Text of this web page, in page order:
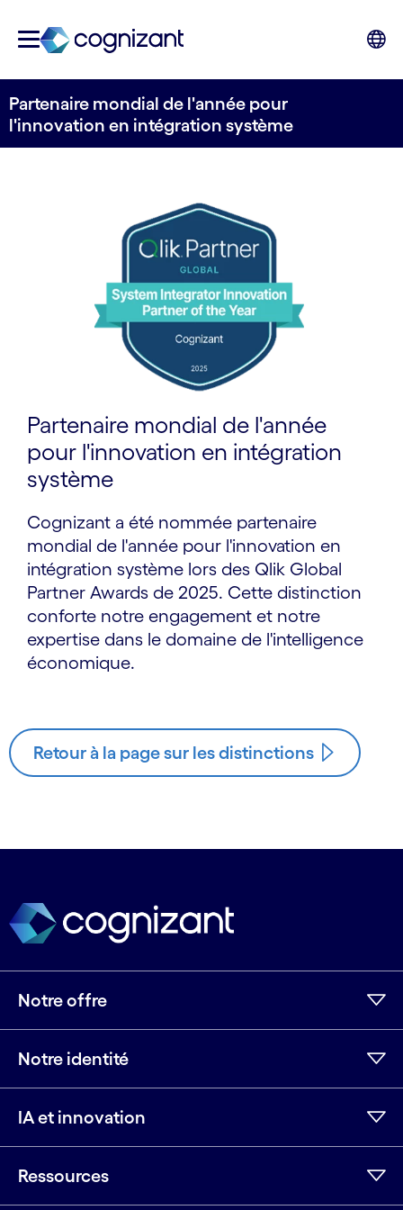
Partenaire mondial de l'année pour
l'innovation en intégration système
Partenaire mondial de l'année
pour l'innovation en intégration
système
Cognizant a été nommée partenaire
mondial de l'année pour l'innovation en
intégration système lors des Qlik Global
Partner Awards de 2025. Cette distinction
conforte notre engagement et notre
expertise dans le domaine de l'intelligence
économique.
Retour à la page sur les distinctions
Notre offre
Notre identité
IA et innovation
Ressources